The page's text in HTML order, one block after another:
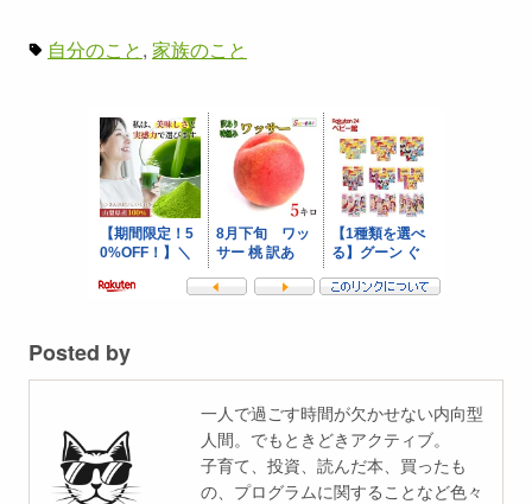
自分のこと 家族のこと
Posted by
一人で過ごす時間が欠かせない内向型
人間。でもときどきアクティブ。
子育て、投資、読んだ本、買ったも
の、プログラムに関することなど色々